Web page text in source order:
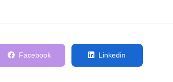
Facebook Linkedin